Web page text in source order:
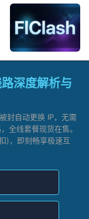
深度解析与
封自动更换 IP，无需
全线套餐现货在售。
)，即刻畅享极速互